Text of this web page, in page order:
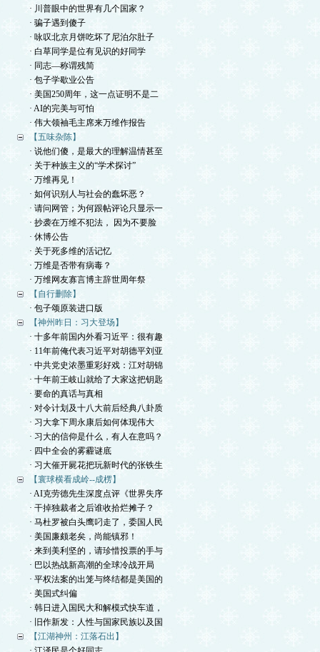
· 川普眼中的世界有几个国家？
· 骗子遇到傻子
· 咏叹北京月饼吃坏了尼泊尔肚子
· 白草同学是位有见识的好同学
· 同志—称谓残简
· 包子学歇业公告
· 美国250周年，这一点证明不是二
· AI的完美与可怕
· 伟大领袖毛主席来万维作报告
【五味杂陈】
· 说他们傻，是最大的理解温情甚至
· 关于种族主义的“学术探讨”
· 万维再见！
· 如何识别人与社会的蠢坏恶？
· 请问网管；为何跟帖评论只显示一
· 抄袭在万维不犯法， 因为不要脸
· 休博公告
· 关于死多维的活记忆
· 万维是否带有病毒？
· 万维网友寡言博主辞世周年祭
【自行删除】
· 包子颂原装进口版
【神州昨日：习大登场】
· 十多年前国内外看习近平：很有趣
· 11年前俺代表习近平对胡德平刘亚
· 中共党史浓墨重彩好戏：江对胡锦
· 十年前王岐山就给了大家这把钥匙
· 要命的真话与真相
· 对令计划及十八大前后经典八卦质
· 习大拿下周永康后如何体现伟大
· 习大的信仰是什么，有人在意吗？
· 四中全会的雾霾谜底
· 习大催开屍花把玩新时代的张铁生
【寰球横看成岭--成楞】
· AI克劳德先生深度点评《世界失序
· 干掉独裁者之后谁收拾烂摊子？
· 马杜罗被白头鹰叼走了，委国人民
· 美国廉颇老矣，尚能镇邪！
· 来到美利坚的，请珍惜投票的手与
· 巴以热战新高潮的全球冷战开局
· 平权法案的出笼与终结都是美国的
· 美国式纠偏
· 韩日进入国民大和解模式快车道，
· 旧作新发：人性与国家民族以及国
【江湖神州：江落石出】